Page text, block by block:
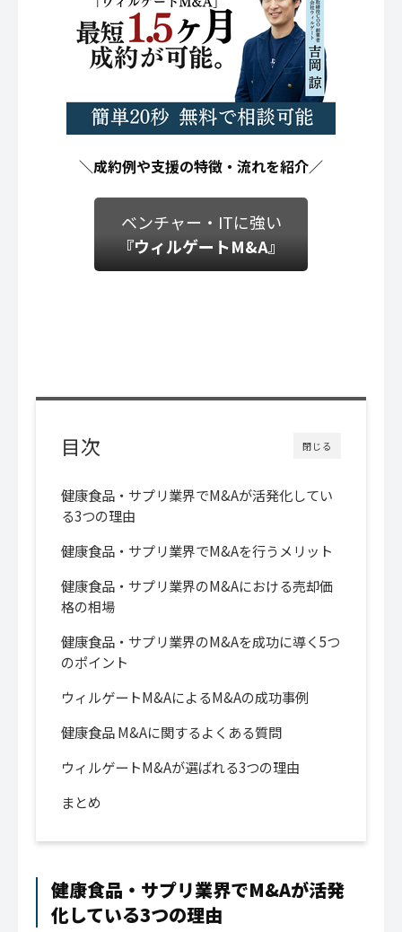
＼成約例や支援の特徴・流れを紹介／
ベンチャー・ITに強い
『ウィルゲートM&A』
閉じる
目次
健康食品・サプリ業界でM&Aが活発化してい
る3つの理由
健康食品・サプリ業界でM&Aを行うメリット
健康食品・サプリ業界のM&Aにおける売却価
格の相場
健康食品・サプリ業界のM&Aを成功に導く5つ
のポイント
ウィルゲートM&AによるM&Aの成功事例
健康食品 M&Aに関するよくある質問
ウィルゲートM&Aが選ばれる3つの理由
まとめ
健康食品・サプリ業界でM&Aが活発
化している3つの理由